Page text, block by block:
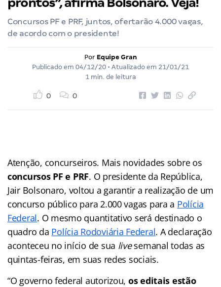
Concursos PF e PRF, juntos, ofertarão 4.000 vagas,
de acordo com o presidente!
Por Equipe Gran
Publicado em 04/12/20 • Atualizado em 21/01/21
1 min. de leitura
0 0
Atenção, concurseiros. Mais novidades sobre os
concursos PF e PRF. O presidente da República,
Jair Bolsonaro, voltou a garantir a realização de um
concurso público para 2.000 vagas para a Polícia
Federal. O mesmo quantitativo será destinado o
quadro da Polícia Rodoviária Federal. A declaração
aconteceu no início de sua livesemanal todas as
quintas-feiras, em suas redes sociais.
“O governo federal autorizou, os editais estão